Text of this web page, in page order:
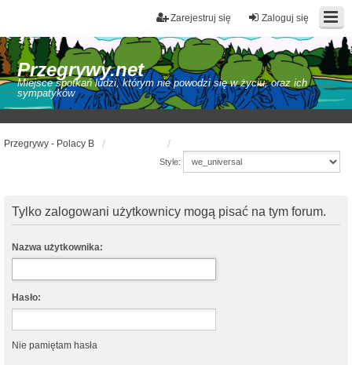
Zaloguj się
Zarejestruj się
Przegrywy.net
Miejsce spotkań ludzi, którym nie powodzi się w życiu, oraz ich
sympatyków
Przegrywy - Polacy B
Style:
Tylko zalogowani użytkownicy mogą pisać na tym forum.
Nazwa użytkownika:
Hasło:
Nie pamiętam hasła